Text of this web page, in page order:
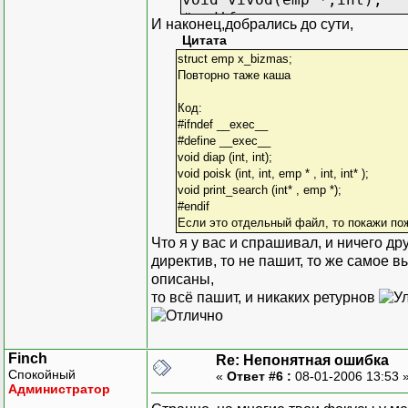
#endif
//ошибка здесь
#ifndef __exec__
void diap (int, int);
void poisk (int, int,
void print_search (int*
#endif
//на void poisk (int,
И наконец,добрались до сути,
Цитата
struct emp x_bizmas;
Повторно таже каша
Код:
#ifndef __exec__
#define __exec__
void diap (int, int);
void poisk (int, int, emp * , int, int* );
void print_search (int* , emp *);
#endif
Если это отдельный файл, то покажи
Что я у вас и спрашивал, и ничего
директив, то не пашит, то же самое
описаны,
то всё пашит, и никаких ретурнов
Finch
Спокойный
Администратор
Re: Непонятная ошибка
« Ответ #6 : 08-01-2006 13:53